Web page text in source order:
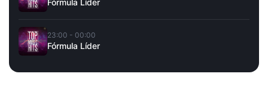
Fórmula Líder
23:00 - 00:00
Fórmula Líder